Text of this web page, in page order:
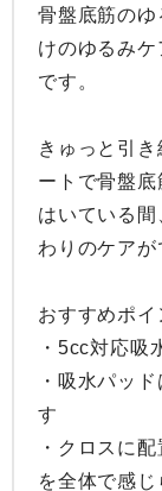
骨盤底筋の
けのゆるみ
です。
きゅっと引
ートで骨盤底
はいている
わりのケアが
おすすめポイ
・5cc対応吸
・吸水パッ
す
・クロスに
を全体で感じ